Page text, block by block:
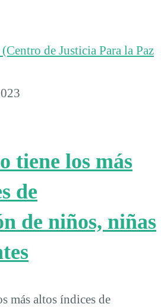
de Justicia Para la Paz
tiene los más
de
de niños, niñas
más altos índices de